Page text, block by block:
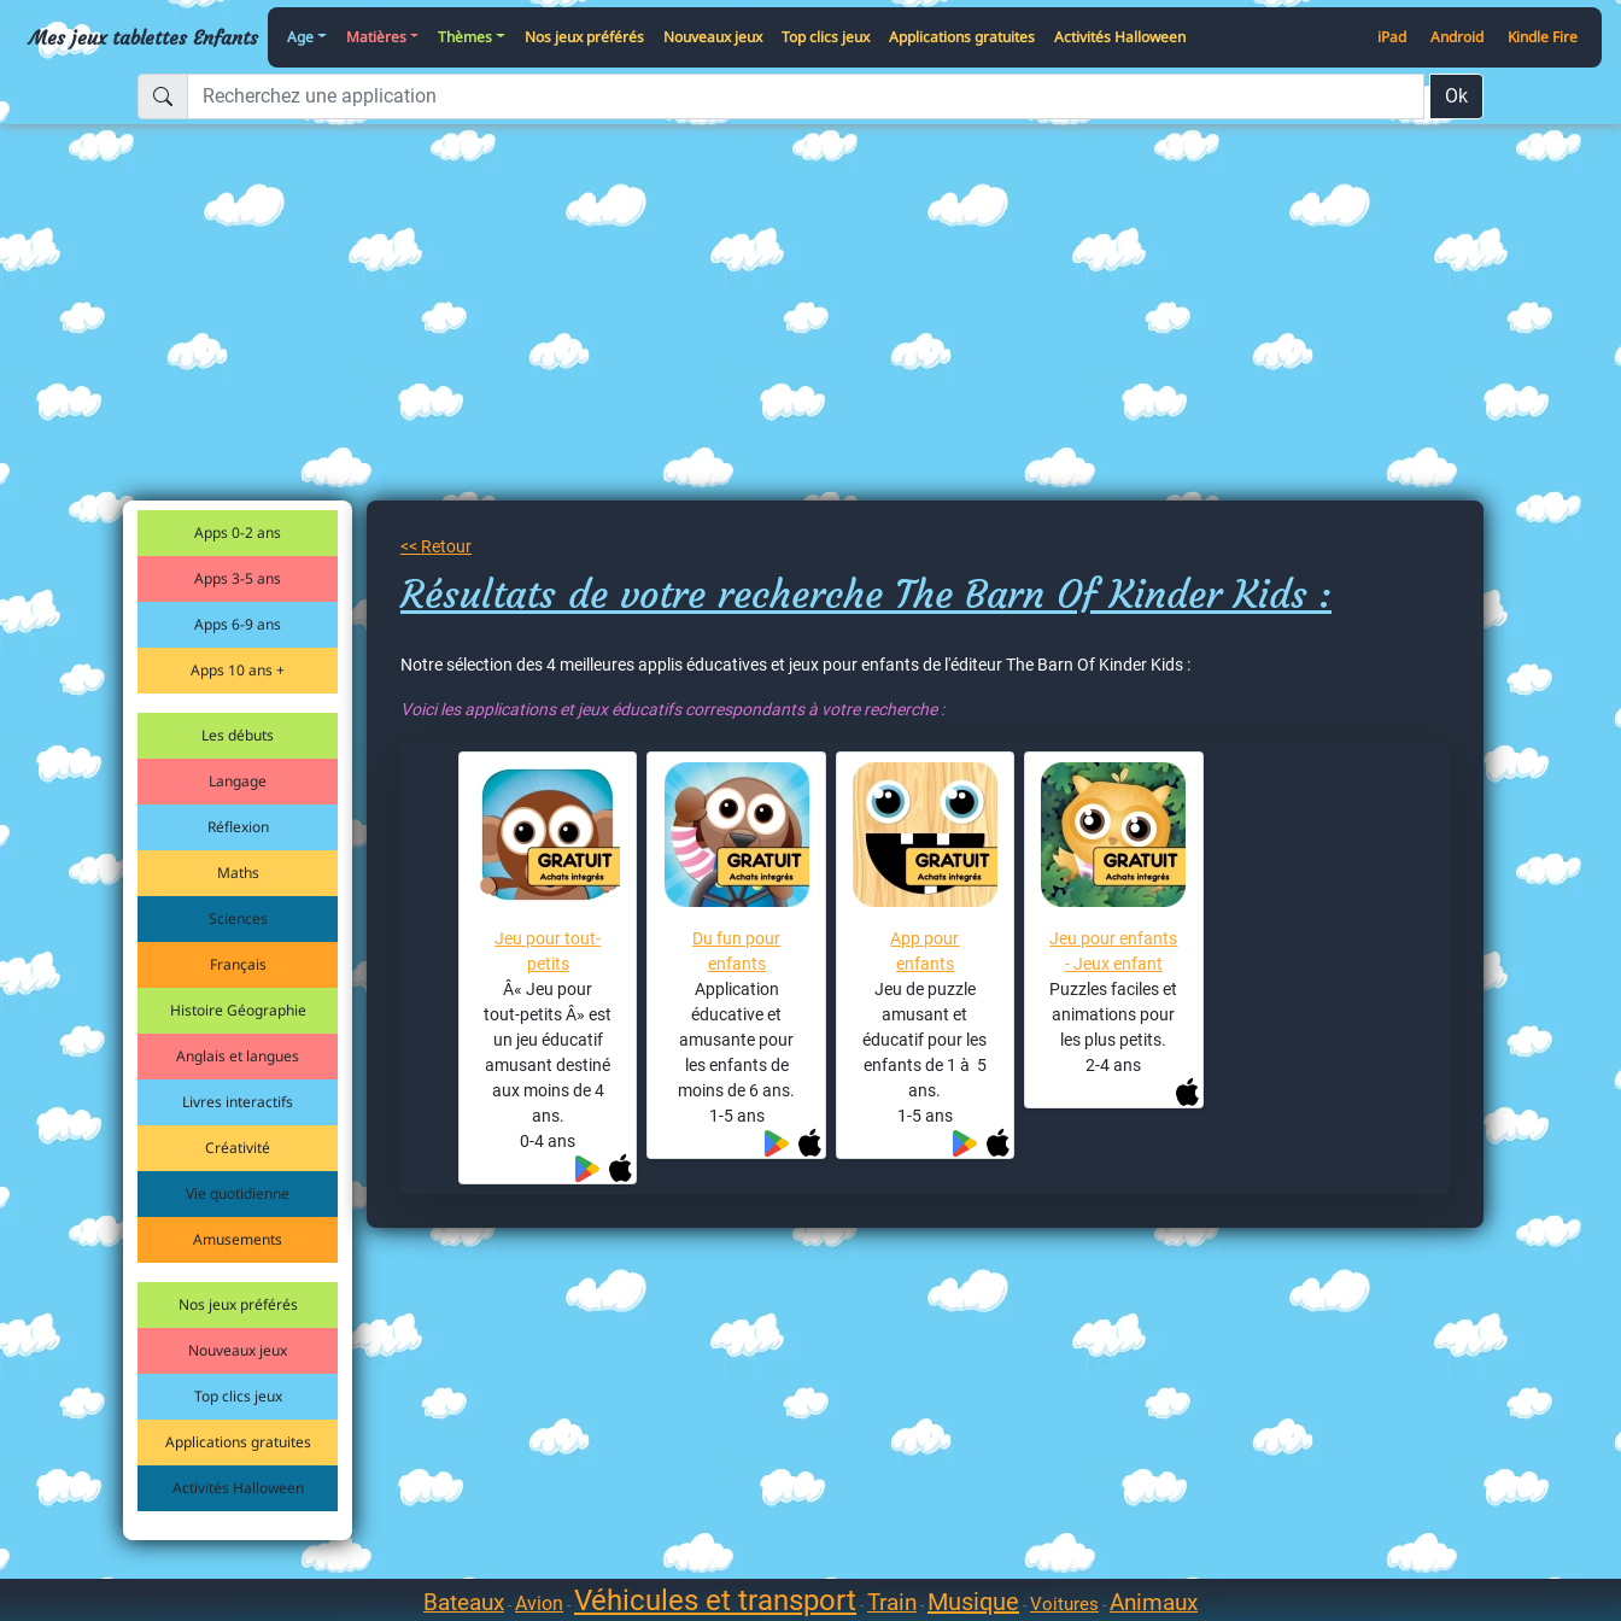
Mes jeux tablettes Enfants Age Matières Thèmes Nos jeux préférés Nouveaux jeux Top clics jeux Applications gratuites Activités Halloween iPad Android Kindle Fire
Ok
Apps 0-2 ans
Apps 3-5 ans
Apps 6-9 ans
Apps 10 ans +
Les débuts
Langage
Réflexion
Maths
Sciences
Français
Histoire Géographie
Anglais et langues
Livres interactifs
Créativité
Vie quotidienne
Amusements
Nos jeux préférés
Nouveaux jeux
Top clics jeux
Applications gratuites
Activités Halloween
<< Retour
Résultats de votre recherche The Barn Of Kinder Kids :
Notre sélection des 4 meilleures applis éducatives et jeux pour enfants de l'éditeur The Barn Of Kinder Kids :
Voici les applications et jeux éducatifs correspondants à votre recherche :
Jeu pour tout-
petits
Â« Jeu pour
tout-petits Â» est
un jeu éducatif
amusant destiné
aux moins de 4
ans.
0-4 ans
Du fun pour
enfants
Application
éducative et
amusante pour
les enfants de
moins de 6 ans.
1-5 ans
App pour
enfants
Jeu de puzzle
amusant et
éducatif pour les
enfants de 1 à 5
ans.
1-5 ans
Jeu pour enfants
- Jeux enfant
Puzzles faciles et
animations pour
les plus petits.
2-4 ans
Bateaux - Avion - Véhicules et transport - Train - Musique - Voitures - Animaux